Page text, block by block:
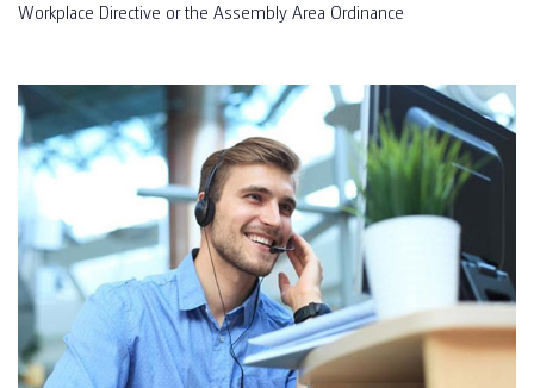
Workplace Directive or the Assembly Area Ordinance